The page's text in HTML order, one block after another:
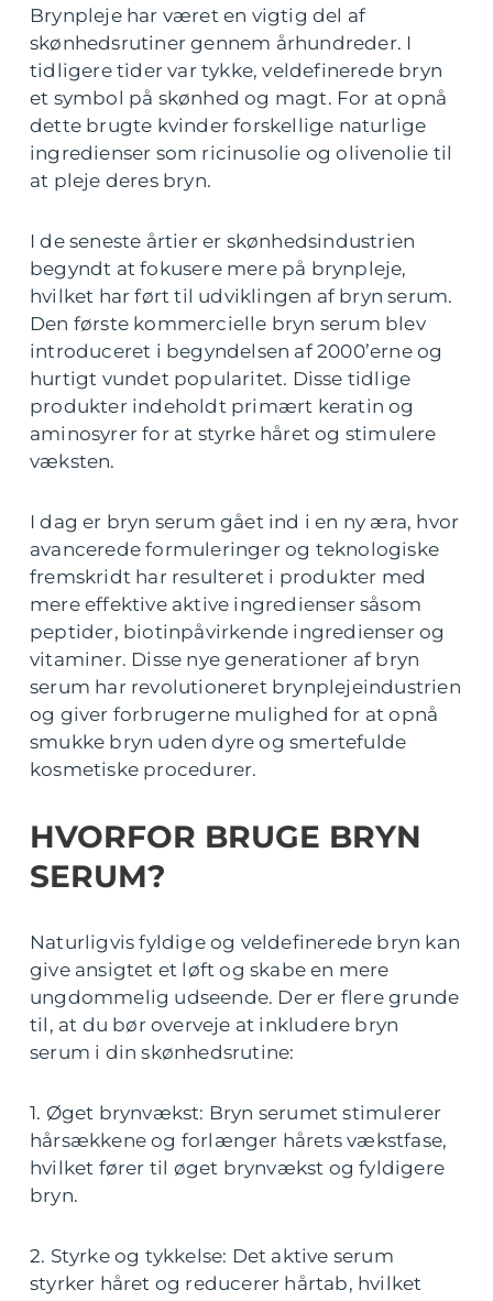
Brynpleje har været en vigtig del af
skønhedsrutiner gennem århundreder. I
tidligere tider var tykke, veldefinerede bryn
et symbol på skønhed og magt. For at opnå
dette brugte kvinder forskellige naturlige
ingredienser som ricinusolie og olivenolie til
at pleje deres bryn.
I de seneste årtier er skønhedsindustrien
begyndt at fokusere mere på brynpleje,
hvilket har ført til udviklingen af bryn serum.
Den første kommercielle bryn serum blev
introduceret i begyndelsen af 2000’erne og
hurtigt vundet popularitet. Disse tidlige
produkter indeholdt primært keratin og
aminosyrer for at styrke håret og stimulere
væksten.
I dag er bryn serum gået ind i en ny æra, hvor
avancerede formuleringer og teknologiske
fremskridt har resulteret i produkter med
mere effektive aktive ingredienser såsom
peptider, biotinpåvirkende ingredienser og
vitaminer. Disse nye generationer af bryn
serum har revolutioneret brynplejeindustrien
og giver forbrugerne mulighed for at opnå
smukke bryn uden dyre og smertefulde
kosmetiske procedurer.
HVORFOR BRUGE BRYN
SERUM?
Naturligvis fyldige og veldefinerede bryn kan
give ansigtet et løft og skabe en mere
ungdommelig udseende. Der er flere grunde
til, at du bør overveje at inkludere bryn
serum i din skønhedsrutine:
1. Øget brynvækst: Bryn serumet stimulerer
hårsækkene og forlænger hårets vækstfase,
hvilket fører til øget brynvækst og fyldigere
bryn.
2. Styrke og tykkelse: Det aktive serum
styrker håret og reducerer hårtab, hvilket